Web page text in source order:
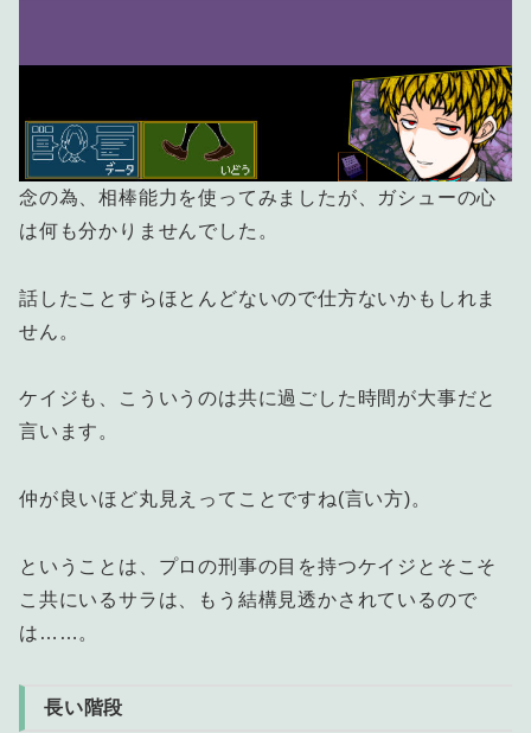
念の為、相棒能力を使ってみましたが、ガシューの心
は何も分かりませんでした。
話したことすらほとんどないので仕方ないかもしれま
せん。
ケイジも、こういうのは共に過ごした時間が大事だと
言います。
仲が良いほど丸見えってことですね(言い方)。
ということは、プロの刑事の目を持つケイジとそこそ
こ共にいるサラは、もう結構見透かされているので
は……。
長い階段